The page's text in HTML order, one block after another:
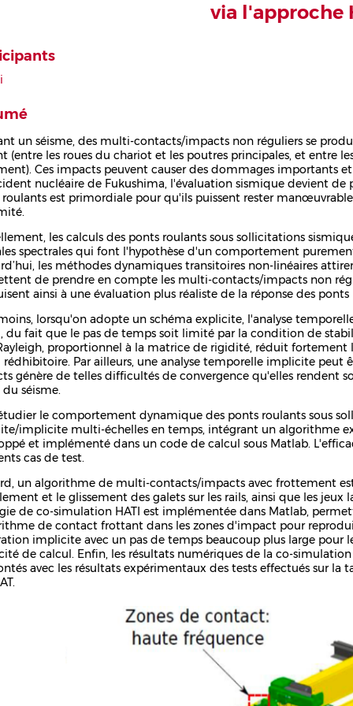
via l'approche
un séisme, des multi-contacts/impacts non réguliers se
(entre les roues du chariot et les poutres principales, et entre
Ces impacts peuvent causer des dommages importants
nucléaire de Fukushima, l'évaluation sismique devient
est primordiale pour qu'ils puissent rester
les calculs des ponts roulants sous sollicitations
spectrales qui font l'hypothèse d'un comportement
les méthodes dynamiques transitoires non-linéaires
de prendre en compte les multi-contacts/impacts non
ainsi à une évaluation plus réaliste de la réponse des
lorsqu'on adopte un schéma explicite, l'analyse
du fait que le pas de temps soit limité par la condition de
proportionnel à la matrice de rigidité, réduit
rédhibitoire. Par ailleurs, une analyse temporelle implicite peut
génère de telles difficultés de convergence qu'elles rendent
séisme.
le comportement dynamique des ponts roulants sous
implicite multi-échelles en temps, intégrant un algorithme
et implémenté dans un code de calcul sous Matlab.
cas de test.
un algorithme de multi-contacts/impacts avec frottement
et le glissement des galets sur les rails, ainsi que les jeux
de co-simulation HATI est implémentée dans Matlab,
de contact frottant dans les zones d'impact pour
implicite avec un pas de temps beaucoup plus large pour
de calcul. Enfin, les résultats numériques de la co-
avec les résultats expérimentaux des tests effectués sur